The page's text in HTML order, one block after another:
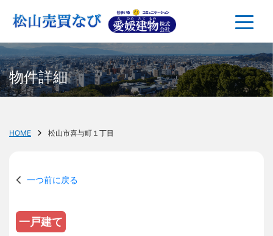
物件詳細
HOME 松山市喜与町１丁目
一つ前に戻る
一戸建て